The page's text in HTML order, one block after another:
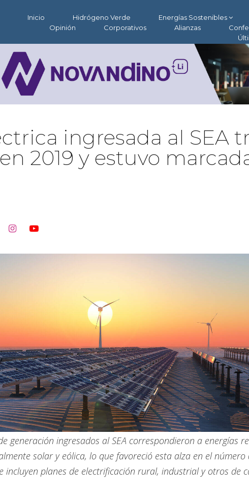
Inicio Hidrógeno Verde Energías Sostenibles
Opinión
Corporativos Alianzas
ingresada al SEA
2019 y estuvo
 
generación ingresados al SEA correspondieron a energías
solar y eólica, lo que favoreció esta alza en el número
incluyen planes de electrificación rural, industrial y otros de